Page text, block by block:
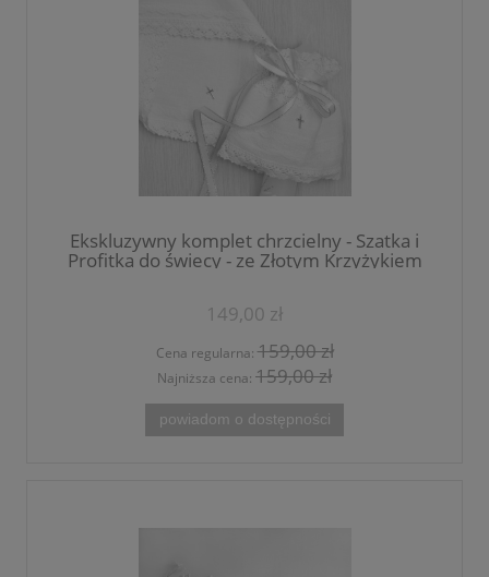
Ekskluzywny komplet chrzcielny - Szatka i
Profitka do świecy - ze Złotym Krzyżykiem
149,00 zł
Cena regularna: 159,00 zł
Najniższa cena: 159,00 zł
powiadom o dostępności